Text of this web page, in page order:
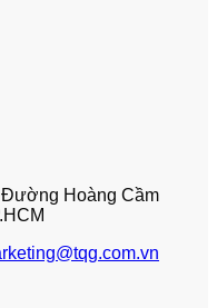
Hoàng Cầm